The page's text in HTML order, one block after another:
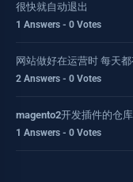
很快就自动退出
1 Answers - 0 Votes
网站做好在运营时 每天
2 Answers - 0 Votes
magento2开发插件的仓
1 Answers - 0 Votes